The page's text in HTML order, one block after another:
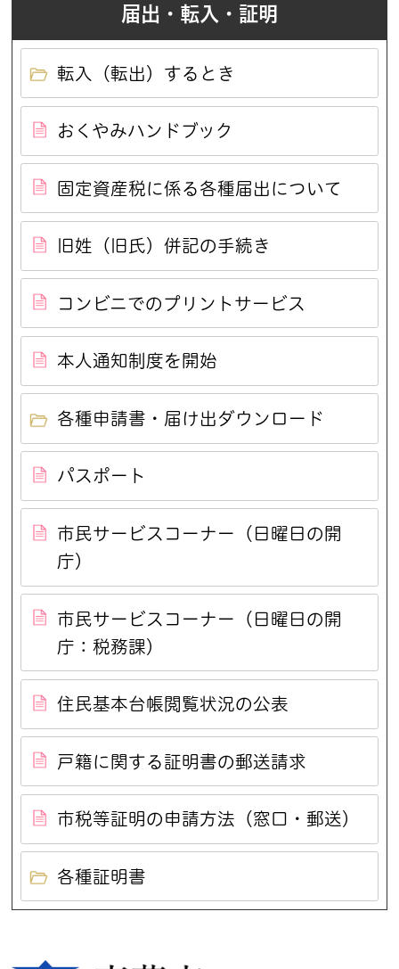
届出・転入・証明
転入（転出）するとき
おくやみハンドブック
固定資産税に係る各種届出について
旧姓（旧氏）併記の手続き
コンビニでのプリントサービス
本人通知制度を開始
各種申請書・届け出ダウンロード
パスポート
市民サービスコーナー（日曜日の開
庁）
市民サービスコーナー（日曜日の開
庁：税務課）
住民基本台帳閲覧状況の公表
戸籍に関する証明書の郵送請求
市税等証明の申請方法（窓口・郵送）
各種証明書